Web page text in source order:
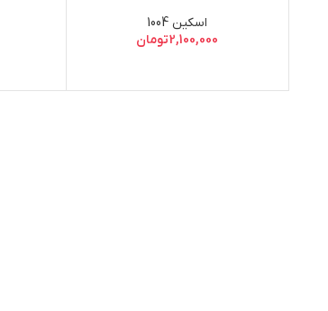
اسکین 1004
2,100,000تومان